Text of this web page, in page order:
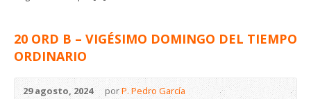
20 ORD B – VIGÉSIMO DOMINGO DEL TIEMPO
ORDINARIO
29 agosto, 2024 porP. Pedro García